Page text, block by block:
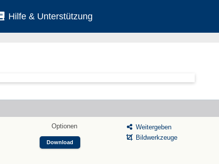
Hilfe & Unterstützung
Optionen
Download
Weitergeben
Bildwerkzeuge